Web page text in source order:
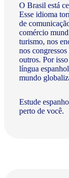
O Brasil está
Esse idioma
de
comércio
turismo, nos
nos
outros. Por
língua
mundo
Estude
perto de você.